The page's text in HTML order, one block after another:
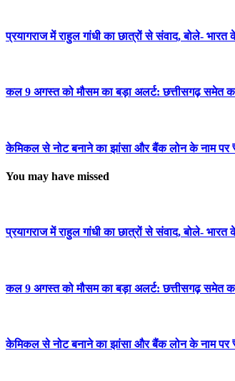
प्रयागराज में राहुल गांधी का छात्रों से संवाद, बोले-
कल 9 अगस्त को मौसम का बड़ा अलर्ट: छत्तीसगढ़ समेत कई
केमिकल से नोट बनाने का झांसा और बैंक लोन के नाम पर
You may have missed
प्रयागराज में राहुल गांधी का छात्रों से संवाद, बोले-
कल 9 अगस्त को मौसम का बड़ा अलर्ट: छत्तीसगढ़ समेत कई
केमिकल से नोट बनाने का झांसा और बैंक लोन के नाम पर